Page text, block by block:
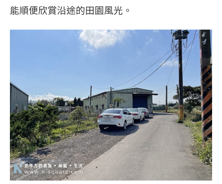
能順便欣賞沿途的田園風光。